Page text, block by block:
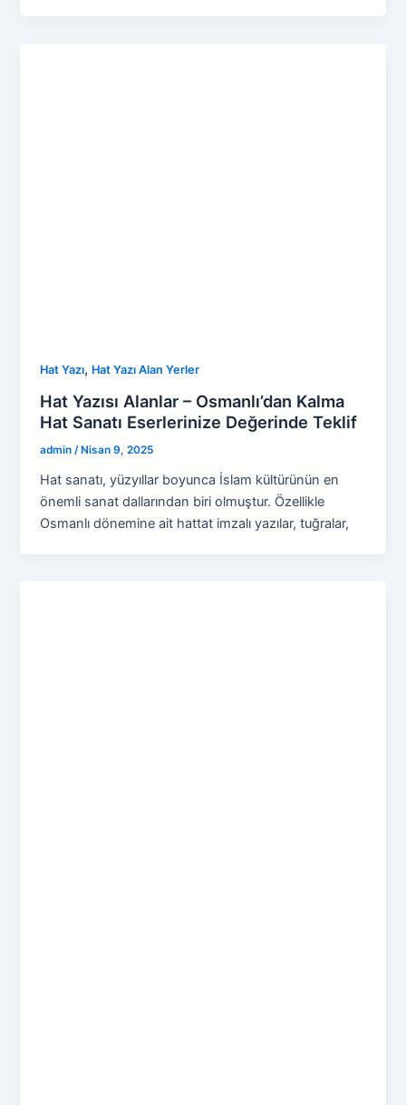
Hat Yazı, Hat Yazı Alan Yerler
Hat Yazısı Alanlar – Osmanlı’dan Kalma
Hat Sanatı Eserlerinize Değerinde Teklif
admin/ Nisan 9, 2025
Hat sanatı, yüzyıllar boyunca İslam kültürünün en
önemli sanat dallarından biri olmuştur. Özellikle
Osmanlı dönemine ait hattat imzalı yazılar, tuğralar,